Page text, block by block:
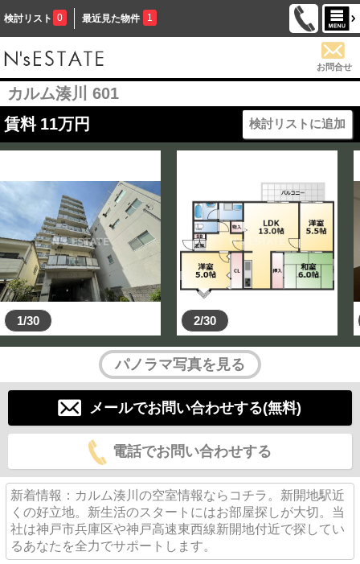
検討リスト 0 最近見た物件 1
お問合せ
カルム湊川 601
賃料 11万円 検討リストに追加
1/30 2/30
パノラマ写真を見る
メールでお問い合わせする(無料)
電話でお問い合わせする
新着情報：カルム湊川の空室情報ならコチラ。新開地駅近
くの好立地。新生活のスタートにはお部屋探しが大切。当
社は神戸市兵庫区や神戸高速東西線新開地付近で探してい
るあなたを全力でサポートします。